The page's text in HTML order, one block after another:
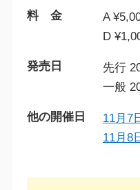
料 金
A
D
発売日
先行
一般
他の開催日
11月7
11月8